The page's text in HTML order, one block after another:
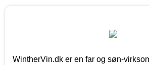
WintherVin.dk er en far og søn-